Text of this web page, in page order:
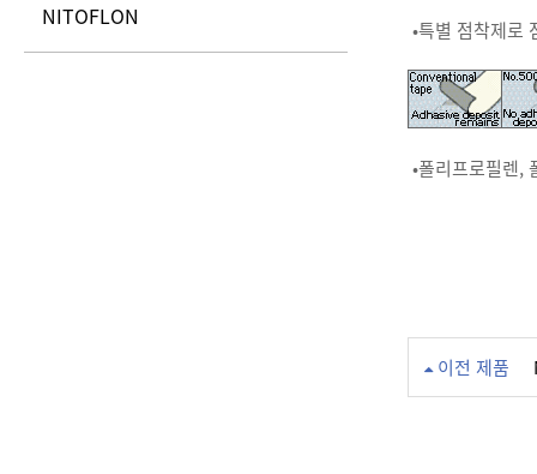
NITOFLON
•특별 점착제로
•폴리프로필렌,
이전 제품